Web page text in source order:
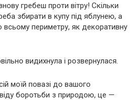
гребеш проти вітру! Скільки
збирати в купу під яблунею, а
всьому периметру, як декоративну
видихнула і розвернулася.
моїй повазі до вашого
боротьби з природою, це —